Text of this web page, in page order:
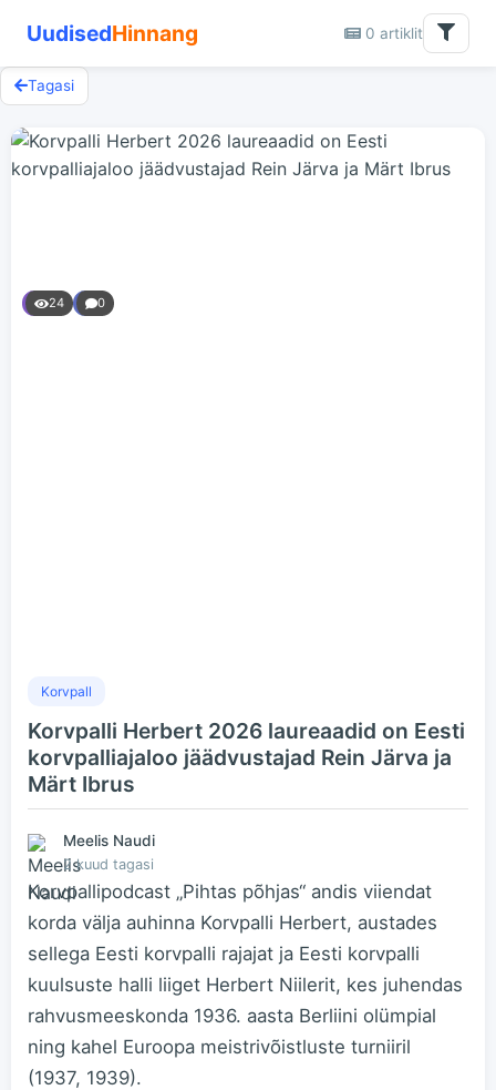
UudisedHinnang 0 artiklit
Tagasi
24 0
Korvpall
Korvpalli Herbert 2026 laureaadid on Eesti
korvpalliajaloo jäädvustajad Rein Järva ja
Märt Ibrus
Meelis Naudi
2 kuud tagasi
Korvpallipodcast „Pihtas põhjas“ andis viiendat
korda välja auhinna Korvpalli Herbert, austades
sellega Eesti korvpalli rajajat ja Eesti korvpalli
kuulsuste halli liiget Herbert Niilerit, kes juhendas
rahvusmeeskonda 1936. aasta Berliini olümpial
ning kahel Euroopa meistrivõistluste turniiril
(1937, 1939).